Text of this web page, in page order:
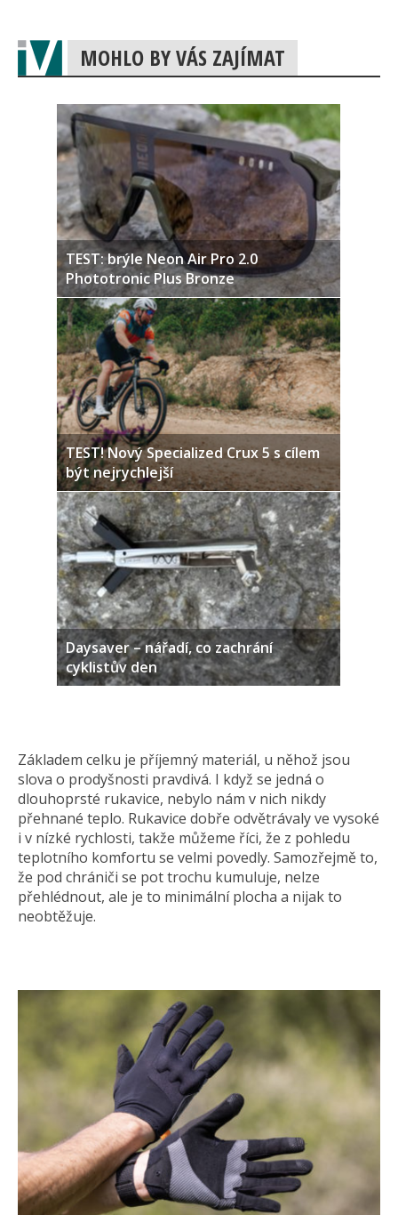
MOHLO BY VÁS ZAJÍMAT
TEST: brýle Neon Air Pro 2.0
Phototronic Plus Bronze
TEST! Nový Specialized Crux 5 s cílem
být nejrychlejší
Daysaver – nářadí, co zachrání
cyklistův den
Základem celku je příjemný materiál, u něhož jsou
slova o prodyšnosti pravdivá. I když se jedná o
dlouhoprsté rukavice, nebylo nám v nich nikdy
přehnané teplo. Rukavice dobře odvětrávaly ve vysoké
i v nízké rychlosti, takže můžeme říci, že z pohledu
teplotního komfortu se velmi povedly. Samozřejmě to,
že pod chrániči se pot trochu kumuluje, nelze
přehlédnout, ale je to minimální plocha a nijak to
neobtěžuje.